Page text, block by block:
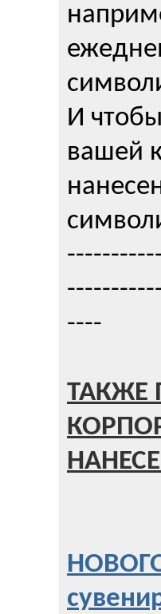
И
вашей
----
ТАКЖЕ